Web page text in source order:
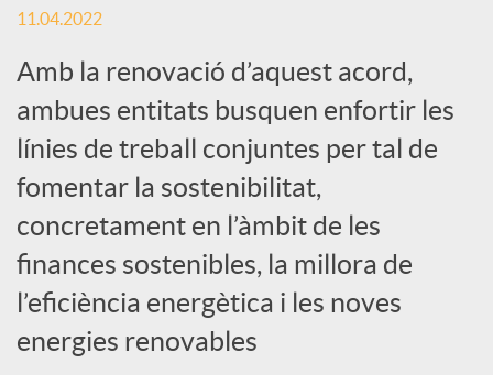
s
S
o
c
i
11.04.2022
Amb la renovació d’aquest acord,
ambues entitats busquen enfortir les
línies de treball conjuntes per tal de
fomentar la sostenibilitat,
concretament en l’àmbit de les
finances sostenibles, la millora de
l’eficiència energètica i les noves
energies renovables